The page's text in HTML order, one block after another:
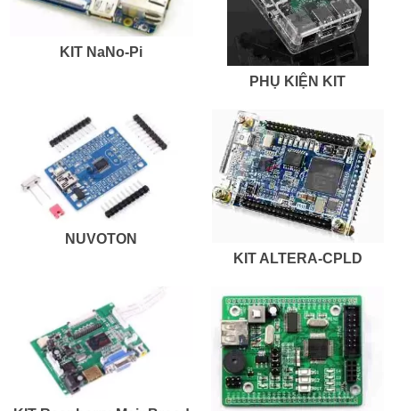
KIT NaNo-Pi
PHỤ KIỆN KIT
NUVOTON
KIT ALTERA-CPLD